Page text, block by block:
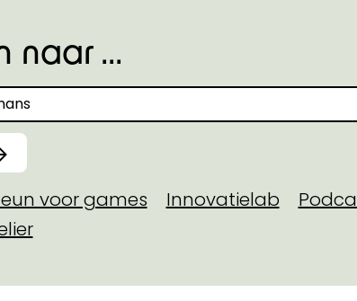
naar ...
voor games
Innovatielab